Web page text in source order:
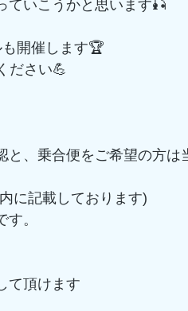
ていこうかと思います🎣
開催します🏆
ださい💪
、乗合便をご希望の方は
に記載しております)
。
て頂けます